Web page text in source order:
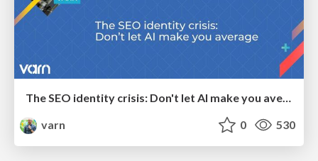
varn
0 530